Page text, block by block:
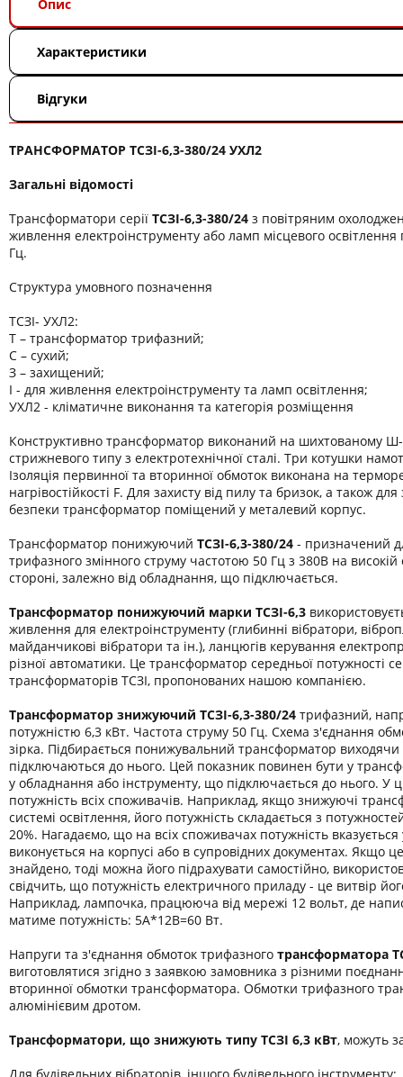
Опис
Характеристики
Відгуки
ТРАНСФОРМАТОР ТСЗІ-6,3-380/24 УХЛ2
Загальні відомості
Трансформатори серії ТСЗІ-6,3-380/24 з повітряним
живлення електроінструменту або ламп місцевого освітлення
Гц.
Структура умовного позначення
ТСЗІ- УХЛ2:
Т – трансформатор трифазний;
С – сухий;
З – захищений;
І - для живлення електроінструменту та ламп освітлення;
УХЛ2 - кліматичне виконання та категорія розміщення
Конструктивно трансформатор виконаний на шихтованому Ш-
стрижневого типу з електротехнічної сталі. Три котушки
Ізоляція первинної та вторинної обмоток виконана на
нагрівостійкості F. Для захисту від пилу та бризок, а також
безпеки трансформатор поміщений у металевий корпус.
Трансформатор понижуючий ТСЗІ-6,3-380/24 - призначений
трифазного змінного струму частотою 50 Гц з 380В на високій
стороні, залежно від обладнання, що підключається.
Трансформатор понижуючий марки ТСЗІ-6,3
живлення для електроінструменту (глибинні вібратори,
майданчикові вібратори та ін.), ланцюгів керування
різної автоматики. Це трансформатор середньої потужності
трансформаторів ТСЗІ, пропонованих нашою компанією.
Трансформатор знижуючий ТСЗІ-6,3-380/24 трифазний,
потужністю 6,3 кВт. Частота струму 50 Гц. Схема з'єднання
зірка. Підбирається понижувальний трансформатор
підключаються до нього. Цей показник повинен бути у
у обладнання або інструменту, що підключається до нього. У
потужність всіх споживачів. Наприклад, якщо знижуючі
системі освітлення, його потужність складається з
20%. Нагадаємо, що на всіх споживачах потужність
виконується на корпусі або в супровідних документах. Якщо
знайдено, тоді можна його підрахувати самостійно,
свідчить, що потужність електричного приладу - це витвір
Наприклад, лампочка, працююча від мережі 12 вольт, де
матиме потужність: 5А*12В=60 Вт.
Напруги та з'єднання обмоток трифазного трансформатора
виготовлятися згідно з заявкою замовника з різними
вторинної обмотки трансформатора. Обмотки трифазного
алюмінієвим дротом.
Трансформатори, що знижують типу ТСЗІ 6,3 кВт, можуть